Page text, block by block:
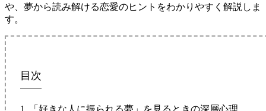
や、夢から読み解ける恋愛のヒントをわかりやすく解説しま
す。
目次
「好きな人に振られる夢」を見るときの深層心理